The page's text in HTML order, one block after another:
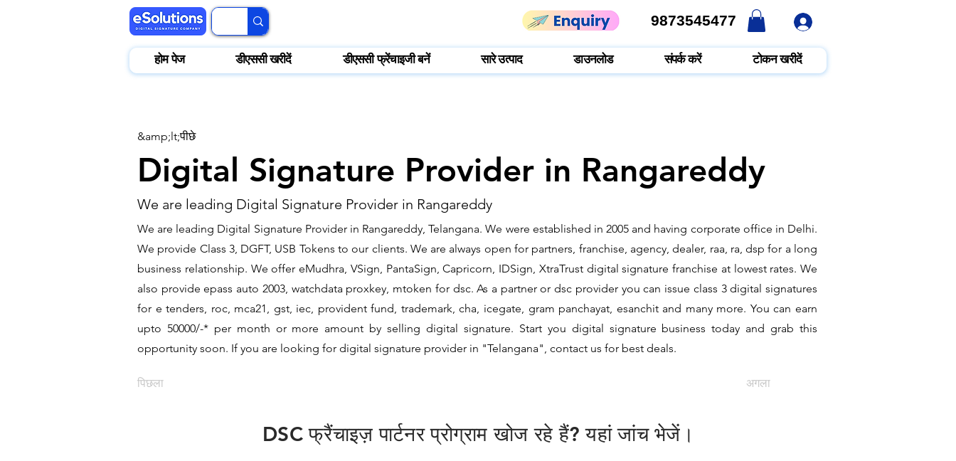
9873545477
9873545477
होम पेज डीएससी खरीदें डीएससी फ्रेंचाइजी बनें सारे उत्पाद डाउनलोड संपर्क करें टोकन खरीदें
&amp;lt;पीछे
Digital Signature Provider in Rangareddy
We are leading Digital Signature Provider in Rangareddy
We are leading Digital Signature Provider in Rangareddy, Telangana. We were established in 2005 and having corporate office in Delhi.
We provide Class 3, DGFT, USB Tokens to our clients. We are always open for partners, franchise, agency, dealer, raa, ra, dsp for a long
business relationship. We offer eMudhra, VSign, PantaSign, Capricorn, IDSign, XtraTrust digital signature franchise at lowest rates. We
also provide epass auto 2003, watchdata proxkey, mtoken for dsc. As a partner or dsc provider you can issue class 3 digital signatures
for e tenders, roc, mca21, gst, iec, provident fund, trademark, cha, icegate, gram panchayat, esanchit and many more. You can earn
upto 50000/-* per month or more amount by selling digital signature. Start you digital signature business today and grab this
opportunity soon. If you are looking for digital signature provider in "Telangana", contact us for best deals.
पिछला अगला
DSC फ्रैंचाइज़ पार्टनर प्रोग्राम खोज रहे हैं? यहां जांच भेजें।